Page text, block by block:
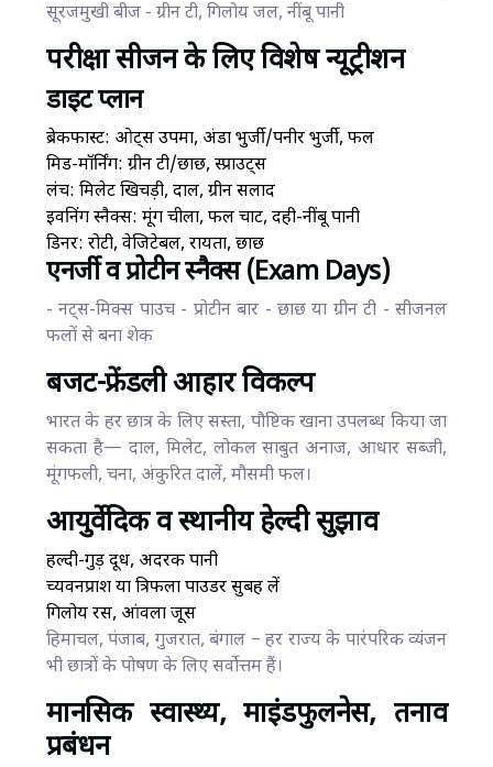
सूरजमुखी बीज - ग्रीन टी, गिलोय जल, नींबू पानी
परीक्षा सीजन के लिए विशेष न्यूट्रीशन
डाइट प्लान
ब्रेकफास्ट: ओट्स उपमा, अंडा भुर्जी/पनीर भुर्जी, फल
मिड-मॉर्निंग: ग्रीन टी/छाछ, स्प्राउट्स
लंच: मिलेट खिचड़ी, दाल, ग्रीन सलाद
इवनिंग स्नैक्स: मूंग चीला, फल चाट, दही-नींबू पानी
डिनर: रोटी, वेजिटेबल, रायता, छाछ
एनर्जी व प्रोटीन स्नैक्स (Exam Days)
- नट्स-मिक्स पाउच - प्रोटीन बार - छाछ या ग्रीन टी - सीजनल
फलों से बना शेक
बजट-फ्रेंडली आहार विकल्प
भारत के हर छात्र के लिए सस्ता, पौष्टिक खाना उपलब्ध किया जा
सकता है— दाल, मिलेट, लोकल साबुत अनाज, आधार सब्जी,
मूंगफली, चना, अंकुरित दालें, मौसमी फल।
आयुर्वेदिक व स्थानीय हेल्दी सुझाव
हल्दी-गुड़ दूध, अदरक पानी
च्यवनप्राश या त्रिफला पाउडर सुबह लें
​गिलोय रस, आंवला जूस
हिमाचल, पंजाब, गुजरात, बंगाल – हर राज्य के पारंपरिक व्यंजन
भी छात्रों के पोषण के लिए सर्वोत्तम हैं।
मानसिक स्वास्थ्य, माइंडफुलनेस, तनाव
प्रबंधन